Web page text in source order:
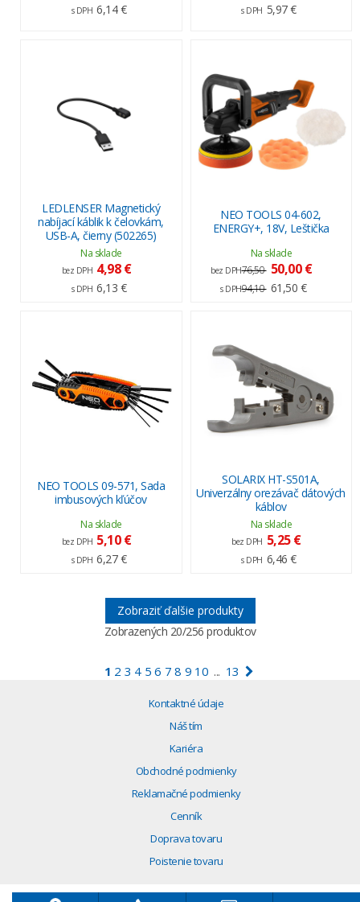
s DPH 6,14 € s DPH 5,97 €
LEDLENSER Magnetický
nabíjací káblik k čelovkám,
USB-A, čierny (502265)
Na sklade
bez DPH 4,98 €
s DPH 6,13 €
NEO TOOLS 04-602,
ENERGY+, 18V, Leštička
Na sklade
bez DPH76,50 50,00 €
s DPH94,10 61,50 €
NEO TOOLS 09-571, Sada
imbusových kľúčov
Na sklade
bez DPH 5,10 €
s DPH 6,27 €
SOLARIX HT-S501A,
Univerzálny orezávač dátových
káblov
Na sklade
bez DPH 5,25 €
s DPH 6,46 €
Zobraziť ďalšie produkty
Zobrazených 20/256 produktov
1 2 3 4 5 6 7 8 9 10 ... 13
Kontaktné údaje
Náš tím
Kariéra
Obchodné podmienky
Reklamačné podmienky
Cenník
Doprava tovaru
Poistenie tovaru